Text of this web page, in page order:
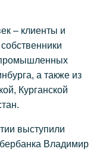
– клиенты и
а также из
Курганской
выступили
Владимир